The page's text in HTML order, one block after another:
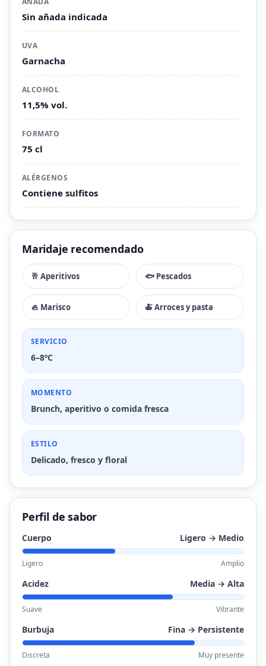
Sin añada indicada
UVA
Garnacha
ALCOHOL
11,5% vol.
FORMATO
75 cl
ALÉRGENOS
Contiene sulfitos
Maridaje recomendado
🥂 Aperitivos 🐟 Pescados
🦪 Marisco 🍝 Arroces y pasta
SERVICIO
6–8ºC
MOMENTO
Brunch, aperitivo o comida fresca
ESTILO
Delicado, fresco y floral
Perfil de sabor
Cuerpo Ligero → Medio
Ligero Amplio
Acidez Media → Alta
Suave Vibrante
Burbuja Fina → Persistente
Discreta Muy presente